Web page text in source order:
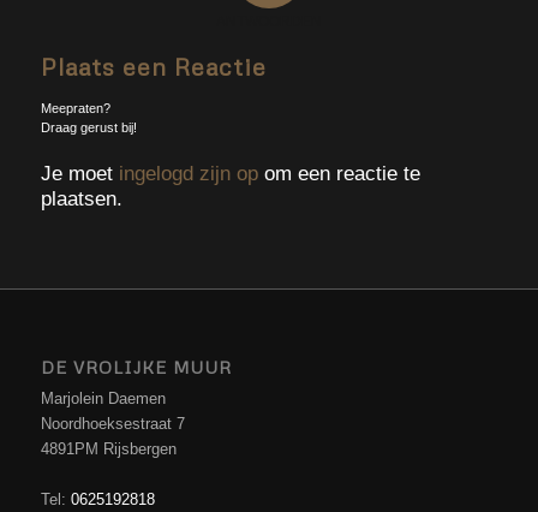
Plaats een Reactie
Meepraten?
Draag gerust bij!
Je moet ingelogd zijn opom een reactie te
plaatsen.
DE VROLIJKE MUUR
Marjolein Daemen
Noordhoeksestraat 7
4891PM Rijsbergen
Tel: 0625192818